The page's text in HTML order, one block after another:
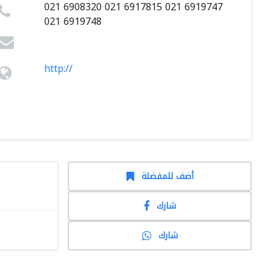
021 6908320 021 6917815 021 6919747
021 6919748
http://
أضف للمفضلة
شارك
شارك